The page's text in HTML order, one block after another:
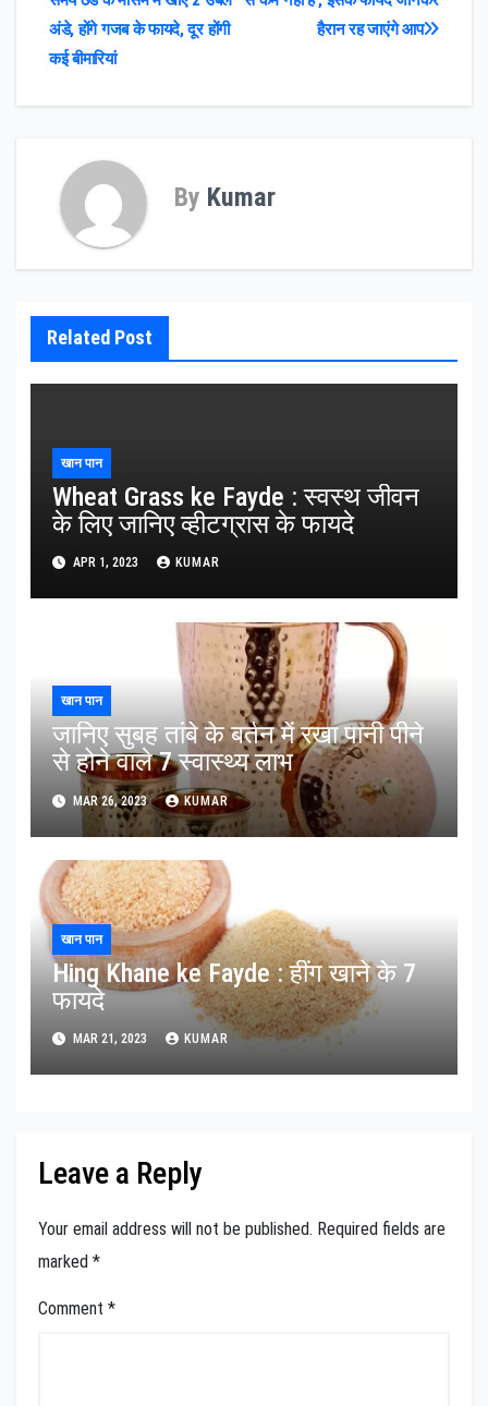
navigation
हैरान रह जाएंगे आप
अंडे, होंगे गजब के फायदे, दूर होंगी
कई बीमारियां
By Kumar
Related Post
खान पान
Wheat Grass ke Fayde : स्वस्थ जीवन
के लिए जानिए व्हीटग्रास के फायदे
APR 1, 2023 KUMAR
खान पान
जानिए सुबह तांबे के बर्तन में रखा पानी पीने
से होने वाले 7 स्वास्थ्य लाभ
MAR 26, 2023 KUMAR
खान पान
Hing Khane ke Fayde : हींग खाने के 7
फायदे
MAR 21, 2023 KUMAR
Leave a Reply
Your email address will not be published. Required fields are
marked *
Comment *